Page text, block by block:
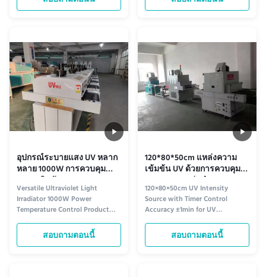
500AL Specifications
UV Sterilization Area 2000mm
Inlet and Outlet Feed port
500mm; Discharge port ...
UV curing applications. Product
Width 550mm × Height 1380mm
2 UV Sterilization Area 5000mm
3 ...
อุปกรณ์ระบายแสง UV หลาก
หลาย 1000W การควบคุม
อุณหภูมิพลังงาน
Versatile Ultraviolet Light
Irradiator 1000W Power
Temperature Control Product
Overview The UV Irradiation
Machine is a powerful UV
radiation generator designed to
สอบถามตอนนี้
120*80*50cm แหล่งความ
เข้มข้น UV ด้วยการควบคุม
เวลา ความแม่นยํา ± 1 นา
ทีสําหรับการฆ่าเชื้อ UV
120×80×50cm UV Intensity
Source with Timer Control
Accuracy ±1min for UV
Disinfection Product Overview
The UV Irradiation Machine is an
advanced and efficient device
สอบถามตอนนี้